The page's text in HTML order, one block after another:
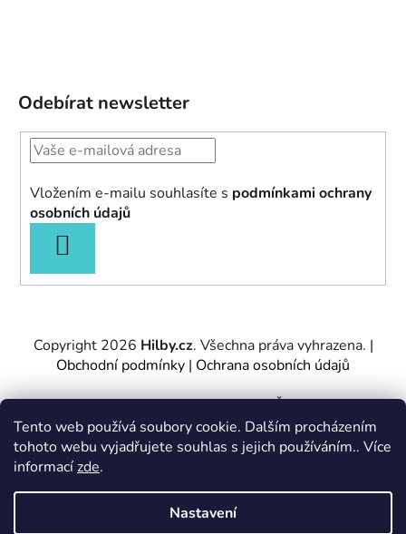
Tento web používá soubory cookie. Dalším procházením
tohoto webu vyjadřujete souhlas s jejich používáním.. Více
informacízde.
Nastavení
Odebírat newsletter
Vložením e-mailu souhlasíte s podmínkami ochrany
osobních údajů
SE
Copyright 2026 Hilby.cz. Všechna práva vyhrazena. |
Obchodní podmínky | Ochrana osobních údajů
Provozovatel e-shopu: Hilby CZ s.r.o., IČ: 27467317, se
sídlem Soukenická 2082/7,11000 Praha 1 – Nové
Město.
Společnost je zapsána u Městského soudu v Praze -